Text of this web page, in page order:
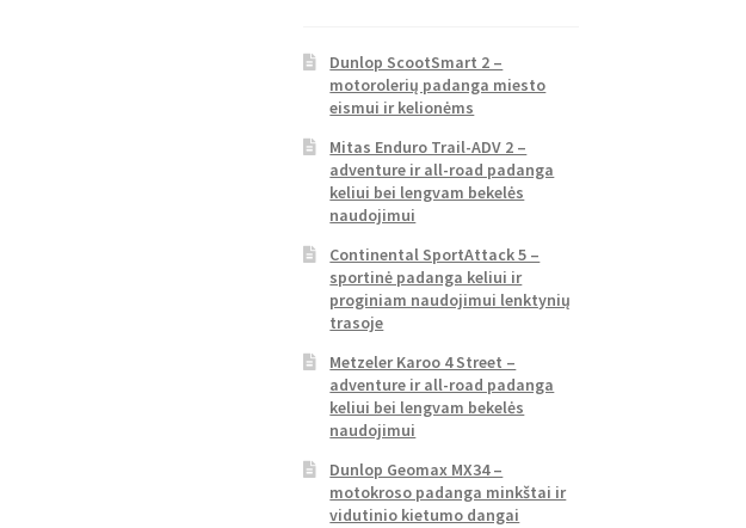
Dunlop ScootSmart 2 –
motorolerių padanga miesto
eismui ir kelionėms
Mitas Enduro Trail-ADV 2 –
adventure ir all-road padanga
keliui bei lengvam bekelės
naudojimui
Continental SportAttack 5 –
sportinė padanga keliui ir
proginiam naudojimui lenktynių
trasoje
Metzeler Karoo 4 Street –
adventure ir all-road padanga
keliui bei lengvam bekelės
naudojimui
Dunlop Geomax MX34 –
motokroso padanga minkštai ir
vidutinio kietumo dangai